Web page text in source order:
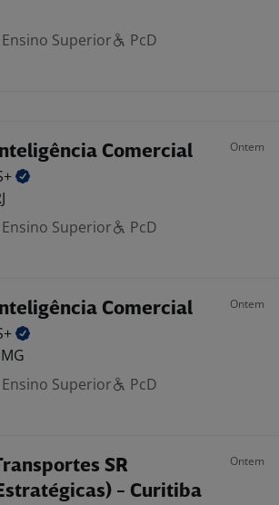
Ensino Superior
PcD
Comercial Ontem
Ensino Superior
PcD
Comercial Ontem
Ensino Superior
PcD
SR
- Curitiba
Ontem